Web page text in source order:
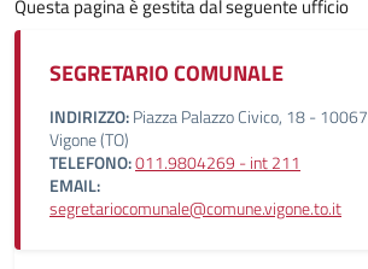
Questa pagina è gestita dal seguente ufficio
SEGRETARIO COMUNALE
INDIRIZZO:Piazza Palazzo Civico, 18 - 10067
Vigone (TO)
TELEFONO:011.9804269 - int 211
EMAIL:
segretariocomunale@comune.vigone.to.it